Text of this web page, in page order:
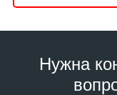
Нужна